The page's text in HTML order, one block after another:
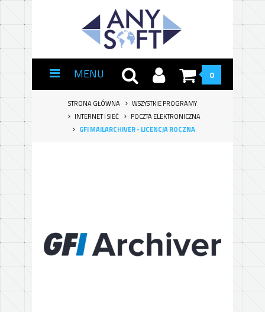
MENU 0
STRONA GŁÓWNA
WSZYSTKIE PROGRAMY
INTERNET I SIEĆ
POCZTA ELEKTRONICZNA
GFI MAILARCHIVER - LICENCJA ROCZNA